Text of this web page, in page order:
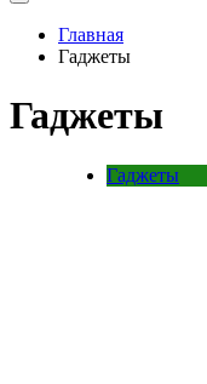
Главная
Гаджеты
Гаджеты
Гаджеты